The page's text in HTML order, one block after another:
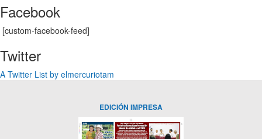
Facebook
[custom-facebook-feed]
Twitter
A Twitter List by elmercuriotam
EDICIÓN IMPRESA